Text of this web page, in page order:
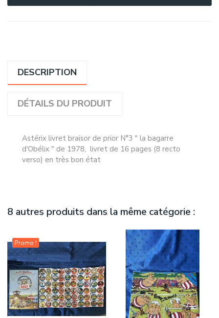
DESCRIPTION
DÉTAILS DU PRODUIT
Astérix livret braisor de prior N°3 " la bagarre
d'Obélix " de 1978, livret de 16 pages (8 recto
verso) en très bon état
8 autres produits dans la même catégorie :
Promo !